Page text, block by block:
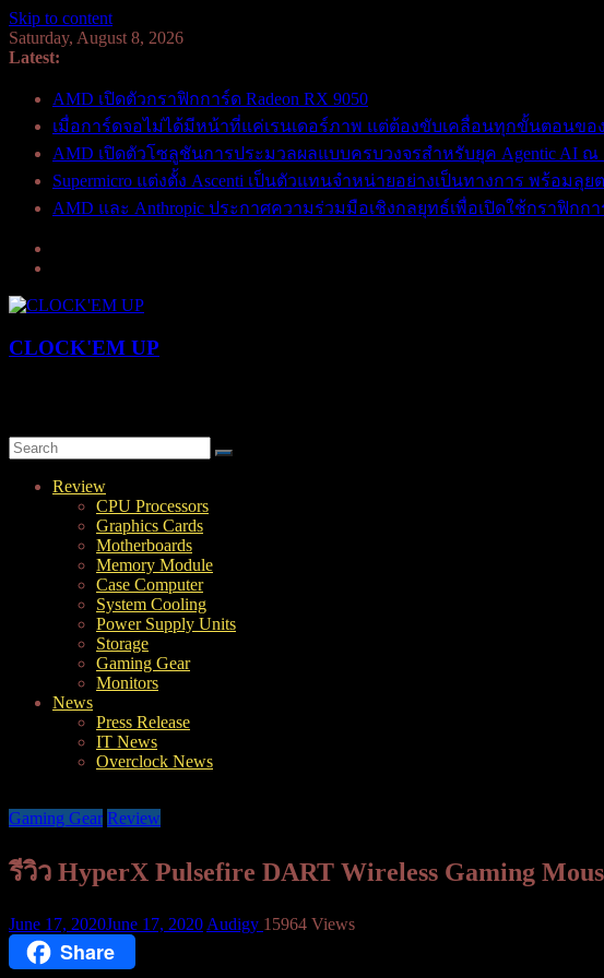
Skip to content
Saturday, August 8, 2026
Latest:
AMD เปิดตัวกราฟิกการ์ด Radeon RX 9050
เมื่อการ์ดจอไม่ได้มีหน้าที่แค่เรนเดอร์ภาพ แต่ต้องขับเคลื่อนทุกขั้นตอนขอ
AMD เปิดตัวโซลูชันการประมวลผลแบบครบวงจรสำหรับยุค Agentic AI ณ
Supermicro แต่งตั้ง Ascenti เป็นตัวแทนจำหน่ายอย่างเป็นทางการ พร้อม
AMD และ Anthropic ประกาศความร่วมมือเชิงกลยุทธ์เพื่อเปิดใช้กราฟิกกา
CLOCK'EM UP
Review
CPU Processors
Graphics Cards
Motherboards
Memory Module
Case Computer
System Cooling
Power Supply Units
Storage
Gaming Gear
Monitors
News
Press Release
IT News
Overclock News
Gaming Gear Review
รีวิว HyperX Pulsefire DART Wireless Gaming
June 17, 2020June 17, 2020 Audigy 15964 Views
Share